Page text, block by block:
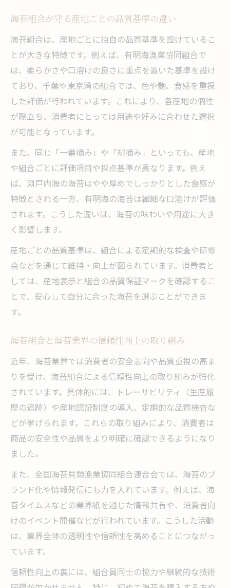
海苔組合が守る産地ごとの品質基準の違い
海苔組合は、産地ごとに独自の品質基準を設けているこ
とが大きな特徴です。例えば、有明海漁業協同組合で
は、柔らかさや口溶けの良さに重点を置いた基準を設け
ており、千葉や東京湾の組合では、色や艶、食感を重視
した評価が行われています。これにより、各産地の個性
が際立ち、消費者にとっては用途や好みに合わせた選択
が可能となっています。
また、同じ「一番摘み」や「初摘み」といっても、産地
や組合ごとに評価項目や採点基準が異なります。例え
ば、瀬戸内海の海苔はやや厚めでしっかりとした食感が
特徴とされる一方、有明海の海苔は繊細な口溶けが評価
されます。こうした違いは、海苔の味わいや用途に大き
く影響します。
産地ごとの品質基準は、組合による定期的な検査や研修
会などを通じて維持・向上が図られています。消費者と
しては、産地表示と組合の品質保証マークを確認するこ
とで、安心して自分に合った海苔を選ぶことができま
す。
海苔組合と海苔業界の信頼性向上の取り組み
近年、海苔業界では消費者の安全志向や品質重視の高ま
りを受け、海苔組合による信頼性向上の取り組みが強化
されています。具体的には、トレーサビリティ（生産履
歴の追跡）や産地認証制度の導入、定期的な品質検査な
どが挙げられます。これらの取り組みにより、消費者は
商品の安全性や品質をより明確に確認できるようになり
ました。
また、全国海苔貝類漁業協同組合連合会では、海苔のブ
ランド化や情報発信にも力を入れています。例えば、海
苔タイムスなどの業界紙を通じた情報共有や、消費者向
けのイベント開催などが行われています。こうした活動
は、業界全体の透明性や信頼性を高めることにつながっ
ています。
信頼性向上の裏には、組合員同士の協力や継続的な技術